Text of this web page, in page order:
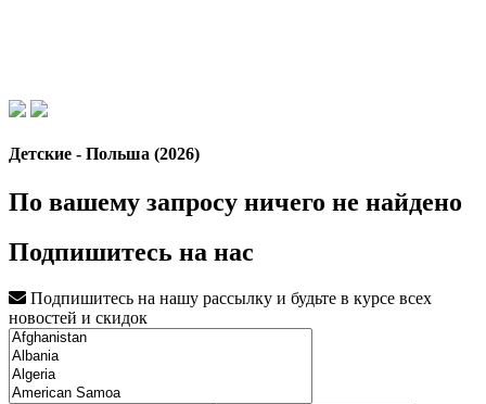
Детские - Польша (2026)
По вашему запросу ничего не найдено
Подпишитесь на нас
Подпишитесь на нашу рассылку и будьте в курсе всех
новостей и скидок